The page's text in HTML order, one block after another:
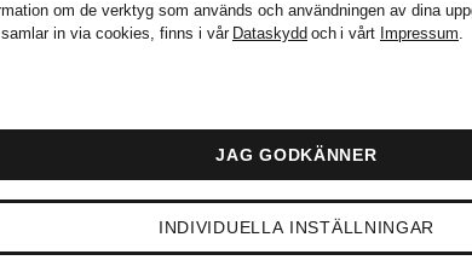
om de verktyg som används och användningen av dina
in via cookies, finns i vår Dataskydd och i vårt Impressum.
INDIVIDUELLA INSTÄLLNINGAR
JAG GODKÄNNER